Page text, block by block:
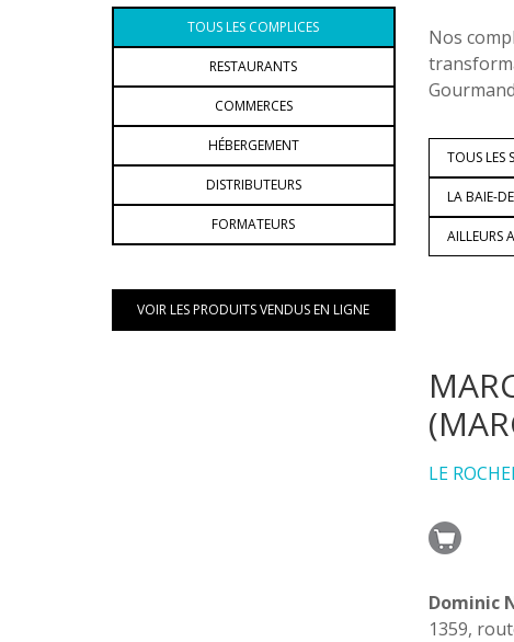
TOUS LES COMPLICES
RESTAURANTS
COMMERCES
HÉBERGEMENT
DISTRIBUTEURS
FORMATEURS
VOIR LES PRODUITS VENDUS EN LIGNE
Nos
TOUS LES
LA BAIE-
AILLEURS
LE
Dominic
1359,